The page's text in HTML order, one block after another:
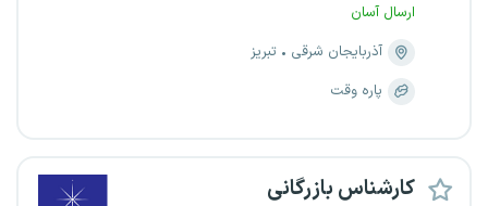
ارسال آسان
آذربایجان شرقی
تبریز
پاره وقت
کارشناس بازرگانی